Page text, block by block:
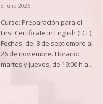
3 julio 2026
Curso: Preparación para el
First Certificate in English (FCE).
Fechas: del 8 de septiembre al
26 de noviembre. Horario:
martes y jueves, de 19:00 h a...